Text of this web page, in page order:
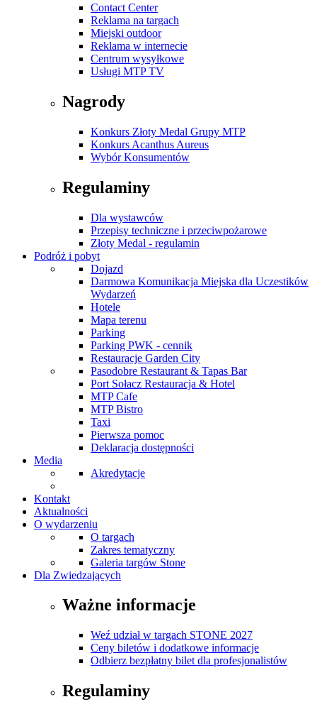
Contact Center
Reklama na targach
Miejski outdoor
Reklama w internecie
Centrum wysyłkowe
Usługi MTP TV
Nagrody
Konkurs Złoty Medal Grupy MTP
Konkurs Acanthus Aureus
Wybór Konsumentów
Regulaminy
Dla wystawców
Przepisy techniczne i przeciwpożarowe
Złoty Medal - regulamin
Podróż i pobyt
Dojazd
Darmowa Komunikacja Miejska dla Uczestików
Wydarzeń
Hotele
Mapa terenu
Parking
Parking PWK - cennik
Restauracje Garden City
Pasodobre Restaurant & Tapas Bar
Port Sołacz Restauracja & Hotel
MTP Cafe
MTP Bistro
Taxi
Pierwsza pomoc
Deklaracja dostępności
Media
Akredytacje
Kontakt
Aktualności
O wydarzeniu
O targach
Zakres tematyczny
Galeria targów Stone
Dla Zwiedzających
Ważne informacje
Weź udział w targach STONE 2027
Ceny biletów i dodatkowe informacje
Odbierz bezpłatny bilet dla profesjonalistów
Regulaminy